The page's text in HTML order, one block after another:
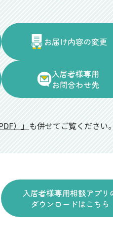
お届け内容の変更
入居者様専用
お問合わせ先
）」 も併せてご覧ください。
入居者様専用相談アプリ
ダウンロードはこちら